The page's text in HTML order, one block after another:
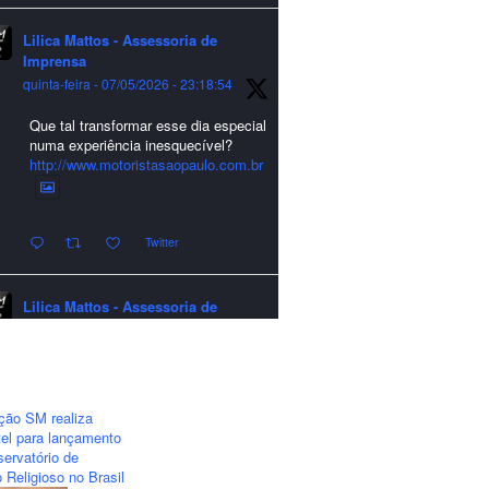
Lilica Mattos - Assessoria de
Imprensa
quinta-feira - 07/05/2026 - 23:18:54
Que tal transformar esse dia especial
numa experiência inesquecível?
http://www.motoristasaopaulo.com.br
Twitter
Lilica Mattos - Assessoria de
excelente Natal e um 2026 repleto de
conquistas e realizações para todos
clientes, jornalistas e amigos que
sempre nos acompanham!🎄✨🥂❤️
SM realiza
para lançamento
de
Religioso no Brasil